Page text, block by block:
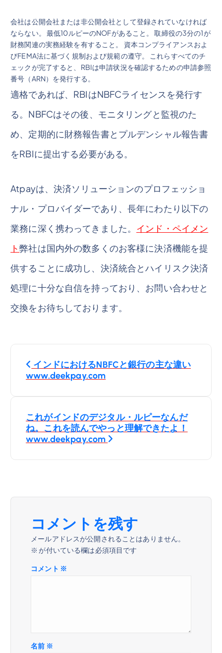
会社は公開会社または非公開会社として登録されていなければ
ならない。 最低10ルピーのNOFがあること。 取締役の3分の1が
財務関連の実務経験を有すること。 資本コンプライアンスおよ
びFEMA法に基づく規制および規範の遵守。 これらすべてのチ
ェックが完了すると、RBIは申請状況を確認するための申請参照
番号（ARN）を発行する。
適格であれば、RBIはNBFCライセンスを発行す
る。NBFCはその後、モニタリングと監視のた
め、定期的に財務報告書とプルデンシャル報告書
をRBIに提出する必要がある。
Atpayは、決済ソリューションのプロフェッショ
ナル・プロバイダーであり、長年にわたり以下の
業務に深く携わってきました。 インド・ペイメン
ト弊社は国内外の数多くのお客様に決済機能を提
供することに成功し、決済統合とハイリスク決済
処理に十分な自信を持っており、お問い合わせと
交換をお待ちしております。
投
稿
ビ
シ
インドにおけるNBFCと銀行の主な違い
www.deekpay.com
これがインドのデジタル・ルピーなんだ
ね。これを読んでやっと理解できたよ！
www.deekpay.com
コメントを残す
メールアドレスが公開されることはありません。
※ が付いている欄は必須項目です
コメント ※
名前 ※